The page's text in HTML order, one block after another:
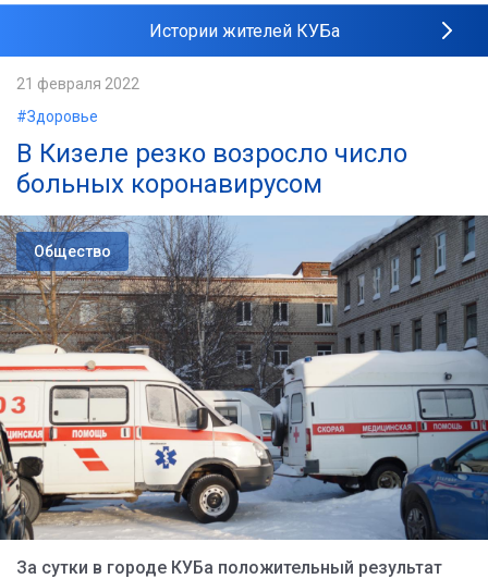
Истории жителей КУБа
21 февраля 2022
#Здоровье
В Кизеле резко возросло число
больных коронавирусом
Общество
За сутки в городе КУБа положительный результат